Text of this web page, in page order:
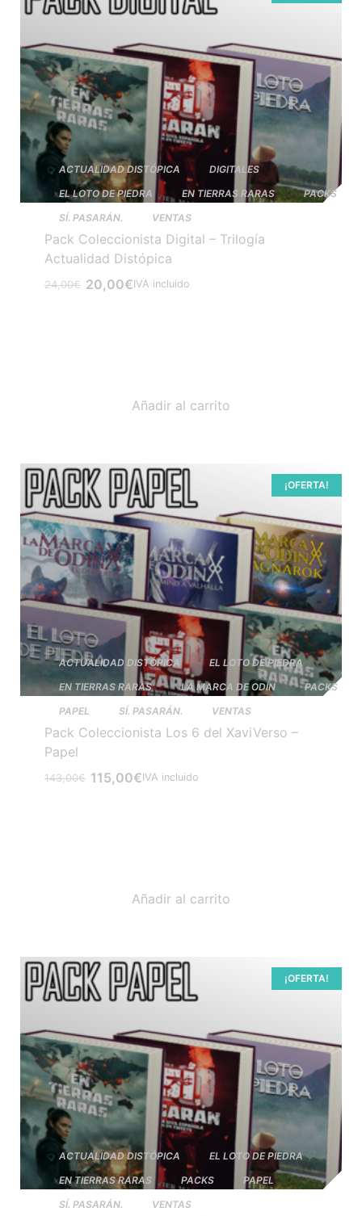
ACTUALIDAD DISTÓPICA
DIGITALES
EL LOTO DE PIEDRA
EN TIERRAS RARAS
PACKS
SÍ. PASARÁN.
VENTAS
Pack Coleccionista Digital – Trilogía
Actualidad Distópica
24,00€ 20,00€IVA incluido
Añadir al carrito
¡OFERTA!
ACTUALIDAD DISTÓPICA
EL LOTO DE PIEDRA
EN TIERRAS RARAS
LA MARCA DE ODÍN
PACKS
PAPEL
SÍ. PASARÁN. VENTAS
Pack Coleccionista Los 6 del XaviVerso –
Papel
143,00€ 115,00€IVA incluido
Añadir al carrito
¡OFERTA!
ACTUALIDAD DISTÓPICA
EL LOTO DE PIEDRA
EN TIERRAS RARAS
PACKS
PAPEL
SÍ. PASARÁN.
VENTAS